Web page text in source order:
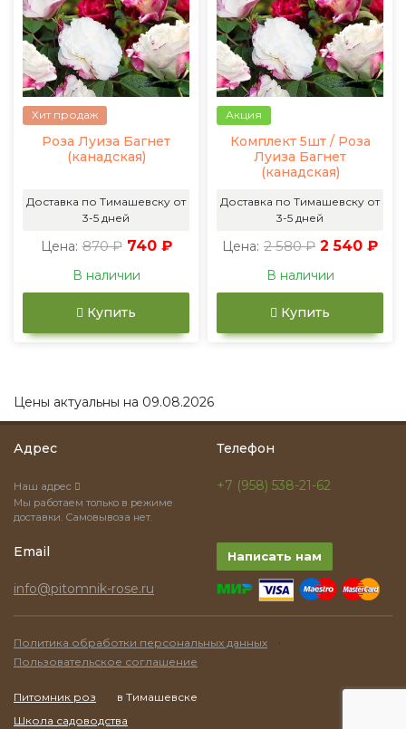
Хит продаж
Роза Луиза Багнет
(канадская)
Доставка по Тимашевску от
3-5 дней
Цена: 870 ₽ 740 ₽
В наличии
Купить
Акция
Комплект 5шт / Роза
Луиза Багнет
(канадская)
Доставка по Тимашевску от
3-5 дней
Цена: 2 580 ₽ 2 540 ₽
В наличии
Купить
Цены актуальны на 09.08.2026
Адрес
Наш адрес
Мы работаем только в режиме
доставки. Самовывоза нет.
Телефон
+7 (958) 538-21-62
Email
info@pitomnik-rose.ru
Написать нам
Политика обработки персональных данных ·
Пользовательское соглашение
Питомник роз
в Тимашевске
Школа садоводства